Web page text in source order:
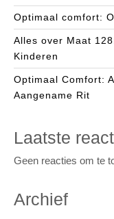
Optimaal comfort:
Alles over Maat
Kinderen
Optimaal Comfort:
Aangename Rit
Laatste
Geen reacties om te
Archief